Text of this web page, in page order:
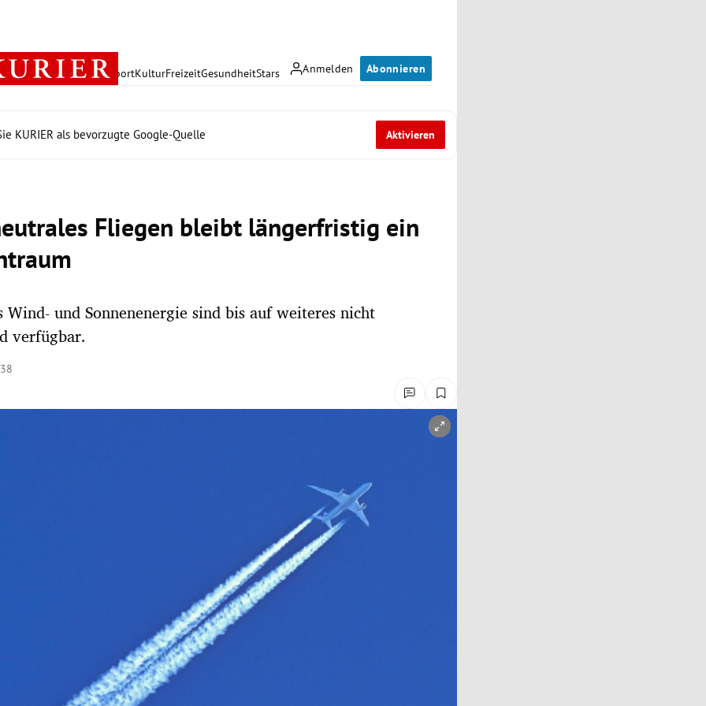
Anmelden Abonnieren
PolitikWirtschaft SportKulturFreizeitGesundheitStars
KURIER als bevorzugte Google-Quelle Aktivieren
Fliegen bleibt längerfristig ein
Wind- und Sonnenenergie sind bis auf weiteres nicht
verfügbar.
öffnen/schließen